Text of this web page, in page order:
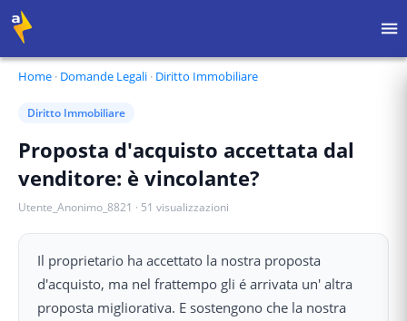
Home · Domande Legali · Diritto Immobiliare
Diritto Immobiliare
Proposta d'acquisto accettata dal
venditore: è vincolante?
Utente_Anonimo_8821 · 51 visualizzazioni
Il proprietario ha accettato la nostra proposta
d'acquisto, ma nel frattempo gli é arrivata un' altra
proposta migliorativa. E sostengono che la nostra